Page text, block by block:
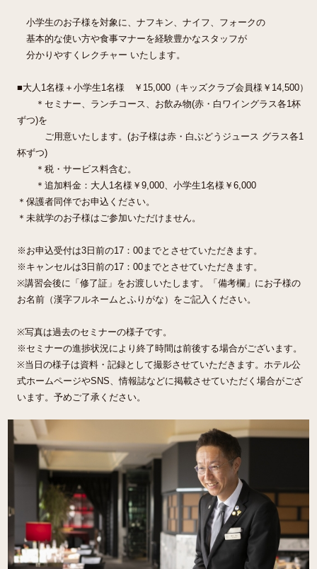
小学生のお子様を対象に、ナフキン、ナイフ、フォークの
基本的な使い方や食事マナーを経験豊かなスタッフが
分かりやすくレクチャー いたします。
■大人1名様＋小学生1名様 ￥15,000（キッズクラブ会員様￥14,500）
＊セミナー、ランチコース、お飲み物(赤・白ワイングラス各1杯
ずつ)を
ご用意いたします。(お子様は赤・白ぶどうジュース グラス各1
杯ずつ)
＊税・サービス料含む。
＊追加料金：大人1名様￥9,000、小学生1名様￥6,000
＊保護者同伴でお申込ください。
＊未就学のお子様はご参加いただけません。
※お申込受付は3日前の17：00までとさせていただきます。
※キャンセルは3日前の17：00までとさせていただきます。
※講習会後に「修了証」をお渡しいたします。「備考欄」にお子様の
お名前（漢字フルネームとふりがな）をご記入ください。
※写真は過去のセミナーの様子です。
※セミナーの進捗状況により終了時間は前後する場合がございます。
※当日の様子は資料・記録として撮影させていただきます。ホテル公
式ホームページやSNS、情報誌などに掲載させていただく場合がござ
います。予めご了承ください。